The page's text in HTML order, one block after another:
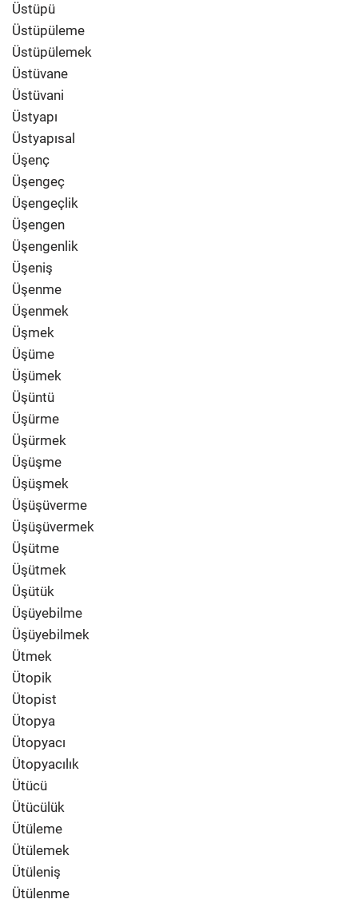
Üstüpü
Üstüpüleme
Üstüpülemek
Üstüvane
Üstüvani
Üstyapı
Üstyapısal
Üşenç
Üşengeç
Üşengeçlik
Üşengen
Üşengenlik
Üşeniş
Üşenme
Üşenmek
Üşmek
Üşüme
Üşümek
Üşüntü
Üşürme
Üşürmek
Üşüşme
Üşüşmek
Üşüşüverme
Üşüşüvermek
Üşütme
Üşütmek
Üşütük
Üşüyebilme
Üşüyebilmek
Ütmek
Ütopik
Ütopist
Ütopya
Ütopyacı
Ütopyacılık
Ütücü
Ütücülük
Ütüleme
Ütülemek
Ütüleniş
Ütülenme